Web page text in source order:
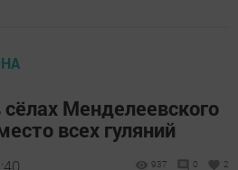
Менделеевского
всех гуляний
937 0 2